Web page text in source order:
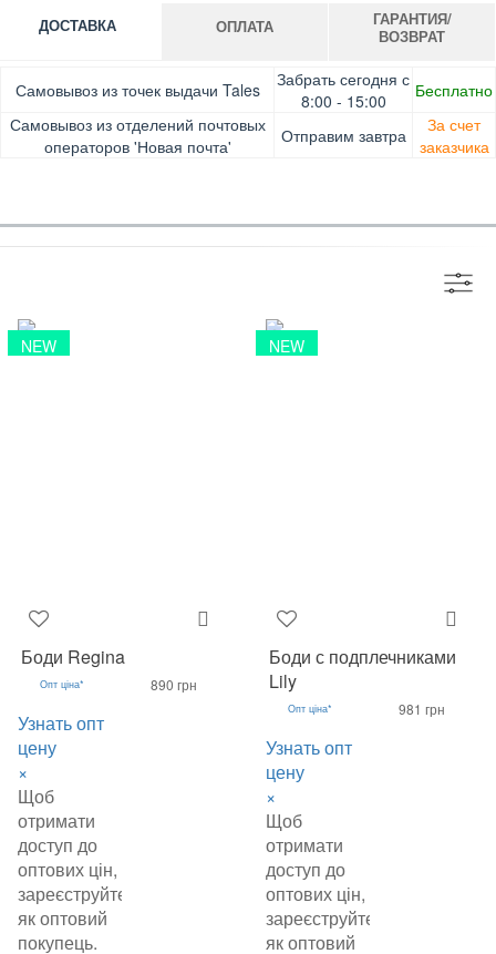
ДОСТАВКА
Самовывоз из точек выдачи Tales
Забрать сегодня с
8:00 - 15:00
Бесплатно
Самовывоз из отделений почтовых
операторов 'Новая почта'
Отправим завтра
За счет
заказчика
ОПЛАТА
Оплата при получении товара, Картой онлайн, Google
Pay, Безналичными для юридических лиц, Безналичными
для физических лиц, Apple Pay, Mastercard, Visa
ГАРАНТИЯ/
ВОЗВРАТ
Гарантия. Обмен/возврат товара в течение 14 дней.
Доставка за счет заказчика
NEW
Боди Regina
Опт ціна*
Узнать опт
цену
×
Щоб
отримати
доступ до
оптових цін,
зареєструйтеся
як оптовий
покупець.
890 грн
NEW
Боди с подплечниками
Lily
Опт ціна*
Узнать опт
цену
×
Щоб
отримати
доступ до
оптових цін,
зареєструйтеся
як оптовий
981 грн